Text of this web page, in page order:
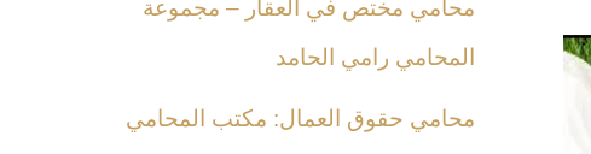
محامي مختص في العقار – مجموعة
المحامي رامي الحامد
محامي حقوق العمال: مكتب المحامي